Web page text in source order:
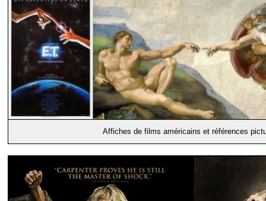
Affiches de films américains et références